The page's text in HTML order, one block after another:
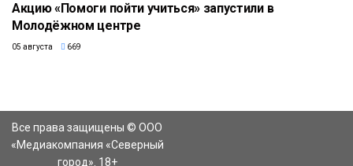
Акцию «Помоги пойти учиться» запустили в
Молодёжном центре
05 августа 669
Все права защищены © ООО
«Медиакомпания «Северный
город». 18+